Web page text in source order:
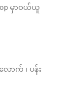
မှာဝယ်ယူ
ာက် ၊ ပန်း